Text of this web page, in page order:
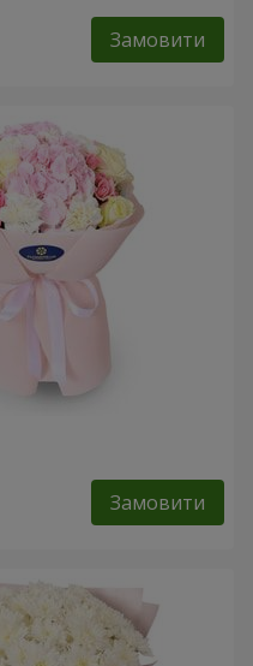
Замовити
Замовити